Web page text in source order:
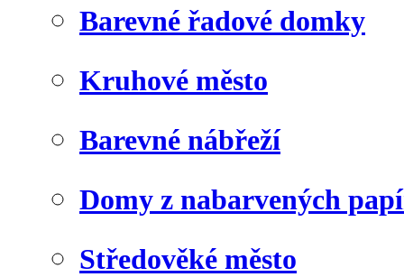
Barevné řadové domky
Kruhové město
Barevné nábřeží
Domy z nabarvených
Středověké město